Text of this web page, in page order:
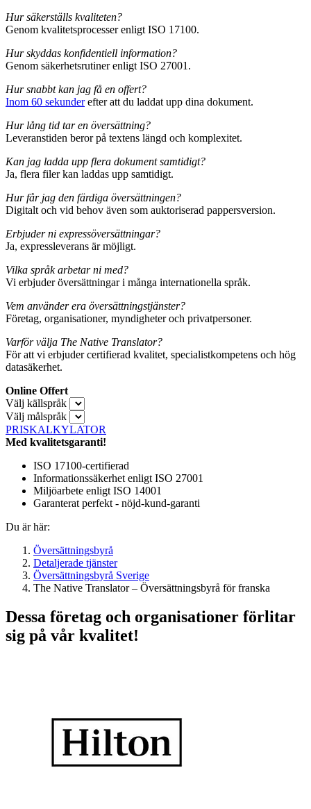
Hur säkerställs kvaliteten?
Genom kvalitetsprocesser enligt ISO 17100.
Hur skyddas konfidentiell information?
Genom säkerhetsrutiner enligt ISO 27001.
Hur snabbt kan jag få en offert?
Inom 60 sekunderefter att du laddat upp dina dokument.
Hur lång tid tar en översättning?
Leveranstiden beror på textens längd och komplexitet.
Kan jag ladda upp flera dokument samtidigt?
Ja, flera filer kan laddas upp samtidigt.
Hur får jag den färdiga översättningen?
Digitalt och vid behov även som auktoriserad pappersversion.
Erbjuder ni expressöversättningar?
Ja, expressleverans är möjligt.
Vilka språk arbetar ni med?
Vi erbjuder översättningar i många internationella språk.
Vem använder era översättningstjänster?
Företag, organisationer, myndigheter och privatpersoner.
Varför välja The Native Translator?
För att vi erbjuder certifierad kvalitet, specialistkompetens och hög
datasäkerhet.
Online Offert
Välj källspråk
Välj målspråk
PRISKALKYLATOR
Med kvalitetsgaranti!
ISO 17100-certifierad
Informationssäkerhet enligt ISO 27001
Miljöarbete enligt ISO 14001
Garanterat perfekt - nöjd-kund-garanti
Du är här:
Översättningsbyrå
Detaljerade tjänster
Översättningsbyrå Sverige
The Native Translator – Översättningsbyrå för franska
Dessa företag och organisationer förlitar
sig på vår kvalitet!